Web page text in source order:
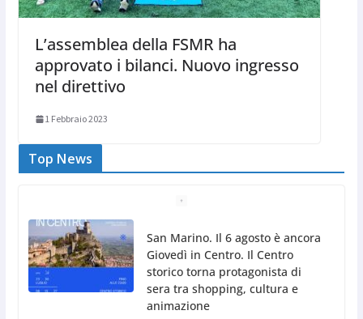
L’assemblea della FSMR ha
approvato i bilanci. Nuovo ingresso
nel direttivo
1 Febbraio 2023
Top News
Unione Volontariato Protezione
Civile San Marino. Allerta meteo
codice colore Arancione per
temperature estreme
5 Agosto 2026